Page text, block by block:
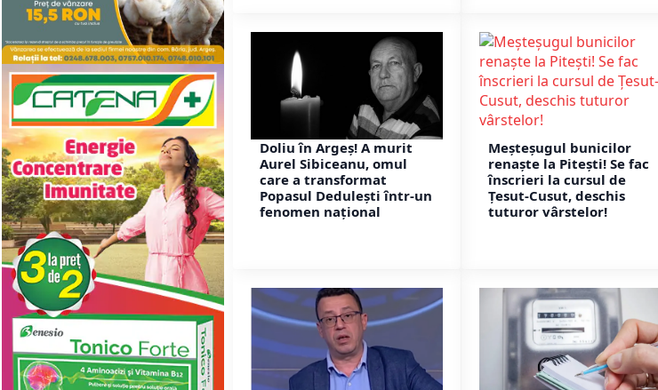
Doliu în Argeș! A murit
Aurel Sibiceanu, omul
care a transformat
Popasul Dedulești într-un
fenomen național
Meșteșugul bunicilor
renaște la Pitești! Se fac
înscrieri la cursul de
Țesut-Cusut, deschis
tuturor vârstelor!